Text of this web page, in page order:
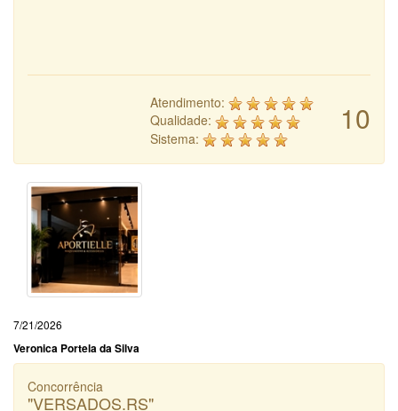
10
Atendimento:
Qualidade:
Sistema:
7/21/2026
Veronica Portela da Silva
Concorrência
"VERSADOS.RS"